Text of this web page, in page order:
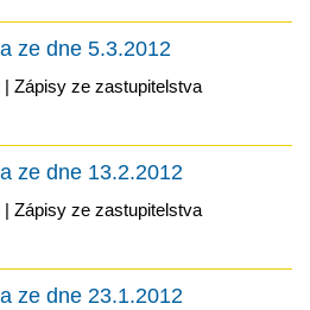
ze dne 5.3.2012
| Zápisy ze zastupitelstva
ze dne 13.2.2012
| Zápisy ze zastupitelstva
ze dne 23.1.2012